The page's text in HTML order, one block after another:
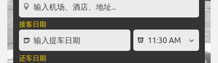
接客日期
还车日期